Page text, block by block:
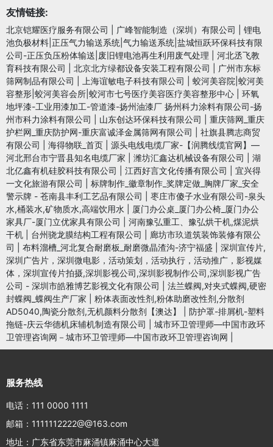
友情链接:
北京铠耀医疗服务有限公司 广峰智能制造（深圳）有限公司
锂电
池负极材料|正压气力输送系统|气力输送系统|盐城恒跃环保科技有限
公司-正压负压粉体输送|废旧锂电池再生利用废气处理
河北丞飞教
育科技有限公司
北京北方绿都设备安装工程有限公司
广州市东标
筛网制品有限公司
上海谊敏电子科技有限公司
蛟河美容院|蛟河美
容整形|蛟河美容会所|蛟河市七号医疗美容医疗美容整形中心
环氧
地坪漆-工业用漆加工-管道漆-扬州油漆厂 扬州科力涂料有限公司-扬
州市科力涂料有限公司
山东创达环保科技有限公司
重庆筛网_重庆
护栏网_重庆防护网-重庆富诚泽金属筛网有限公司
社旗县腾志商贸
有限公司
海得物联_首页
源头电线电缆厂家-【润腾线缆官网】—
河北邢台市宁晋县知名电缆厂家
潍坊汇鑫达机械设备有限公司
湖
北亿鑫有机硅胶科技有限公司
江西好言文化传播有限公司
宜兴得
一文化旅游有限公司
标牌制作_徽章制作_奖牌定做_胸牌厂家_安全
警示牌 - 苍南县丰利工艺品有限公司
枣庄市傻子水业有限公司-泉头
水,桶装水,矿物质水,高端饮用水
厦门办公桌_厦门办公椅_厦门办公
家具厂-厦门立优家具有限公司
河南豫弘重工、豫弘烘干机,煤泥烘
干机
台州骁龙膜结构工程有限公司
廊坊市玖道筑装饰装修有限公
司
布料溜槽_河北复合耐磨板_耐磨微晶渣沟-济宁福盛
深圳宣传片,
深圳广告片，深圳微电影，活动策划，活动执行，活动推广，影视媒
体，深圳宣传片拍摄,深圳影视公司,深圳影视制作公司,深圳影视广告
公司 - 深圳市皓雅博艺影视文化有限公司
法兰蝶阀,对夹式蝶阀,硬密
封蝶阀_蝶阀生产厂家
粉体表面改性剂,粉体助磨改性剂,分散剂
AD5040,陶瓷分散剂,无机颜料分散剂【澳达】
防护罩-排屑机-塑料
拖链-庆云华德机床辅机制造有限公司
城市环卫管理师—中国市政环
卫管理咨询网－城市环卫管理师—中国市政环卫管理咨询网
服务热线
电话：111 0000 1111
邮箱：1111112222@@163.com
地址：广东省东莞市麻涌镇麻涌中心大道